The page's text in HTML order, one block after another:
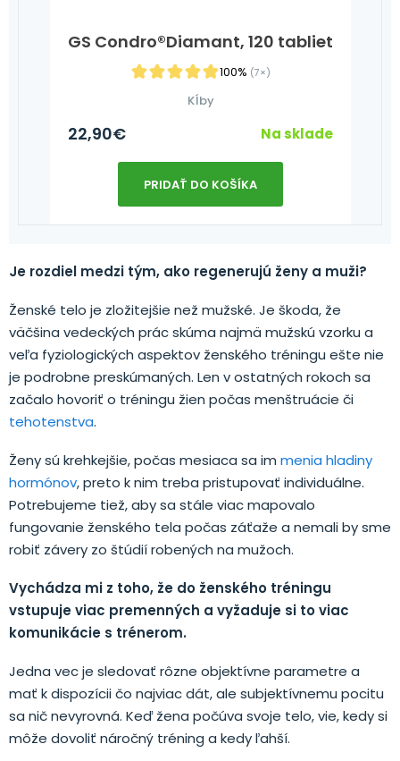
GS Condro®Diamant, 120 tabliet
100% (7×)
Kĺby
22,90€ Na sklade
PRIDAŤ DO KOŠÍKA
Je rozdiel medzi tým, ako regenerujú ženy a muži?
Ženské telo je zložitejšie než mužské. Je škoda, že
väčšina vedeckých prác skúma najmä mužskú vzorku a
veľa fyziologických aspektov ženského tréningu ešte nie
je podrobne preskúmaných. Len v ostatných rokoch sa
začalo hovoriť o tréningu žien počas menštruácie či
tehotenstva.
Ženy sú krehkejšie, počas mesiaca sa im menia hladiny
hormónov, preto k nim treba pristupovať individuálne.
Potrebujeme tiež, aby sa stále viac mapovalo
fungovanie ženského tela počas záťaže a nemali by sme
robiť závery zo štúdií robených na mužoch.
Vychádza mi z toho, že do ženského tréningu
vstupuje viac premenných a vyžaduje si to viac
komunikácie s trénerom.
Jedna vec je sledovať rôzne objektívne parametre a
mať k dispozícii čo najviac dát, ale subjektívnemu pocitu
sa nič nevyrovná. Keď žena počúva svoje telo, vie, kedy si
môže dovoliť náročný tréning a kedy ľahší.